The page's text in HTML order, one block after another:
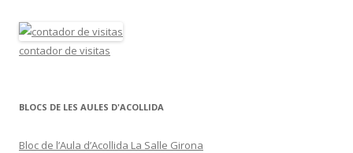
contador de visitas
BLOCS DE LES AULES D'ACOLLIDA
Bloc de l’Aula d’Acollida La Salle Girona